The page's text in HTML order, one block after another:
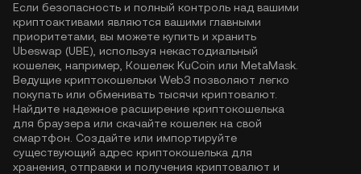
Если безопасность и полный контроль над вашими
криптоактивами являются вашими главными
приоритетами, вы можете купить и хранить
Ubeswap (UBE), используя некастодиальный
кошелек, например, Кошелек KuCoin или MetaMask.
Ведущие криптокошельки Web3 позволяют легко
покупать или обменивать тысячи криптовалют.
Найдите надежное расширение криптокошелька
для браузера или скачайте кошелек на свой
смартфон. Создайте или импортируйте
существующий адрес криптокошелька для
хранения, отправки и получения криптовалют и